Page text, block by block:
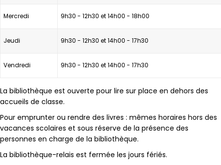
Mercredi 9h30 - 12h30 et 14h00 - 18h00
Jeudi 9h30 - 12h30 et 14h00 - 17h30
Vendredi 9h30 - 12h30 et 14h00 - 17h30
La bibliothèque est ouverte pour lire sur place en dehors des
accueils de classe.
Pour emprunter ou rendre des livres : mêmes horaires hors des
vacances scolaires et sous réserve de la présence des
personnes en charge de la bibliothèque.
La bibliothèque-relais est fermée les jours fériés.